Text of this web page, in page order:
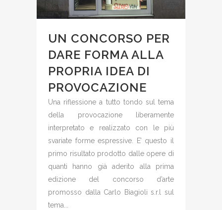
UN CONCORSO PER
DARE FORMA ALLA
PROPRIA IDEA DI
PROVOCAZIONE
Una riflessione a tutto tondo sul tema
della provocazione liberamente
interpretato e realizzato con le più
svariate forme espressive. E’ questo il
primo risultato prodotto dalle opere di
quanti hanno già aderito alla prima
edizione del concorso d’arte
promosso dalla Carlo Biagioli s.r.l sul
tema...